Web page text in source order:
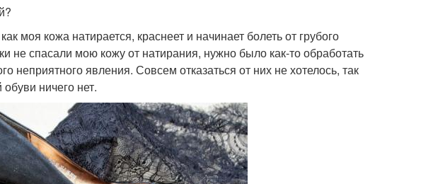
моя кожа натирается, краснеет и начинает болеть от грубого
не спасали мою кожу от натирания, нужно было как-то обработать
неприятного явления. Совсем отказаться от них не хотелось, так
ничего нет.